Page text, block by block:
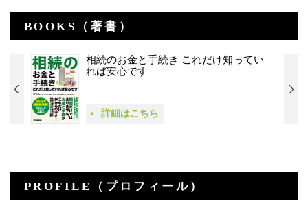
BOOKS（著書）
相続のお金と手続き これだけ知ってい
れば安心です
詳細はこちら
PROFILE（プロフィール）